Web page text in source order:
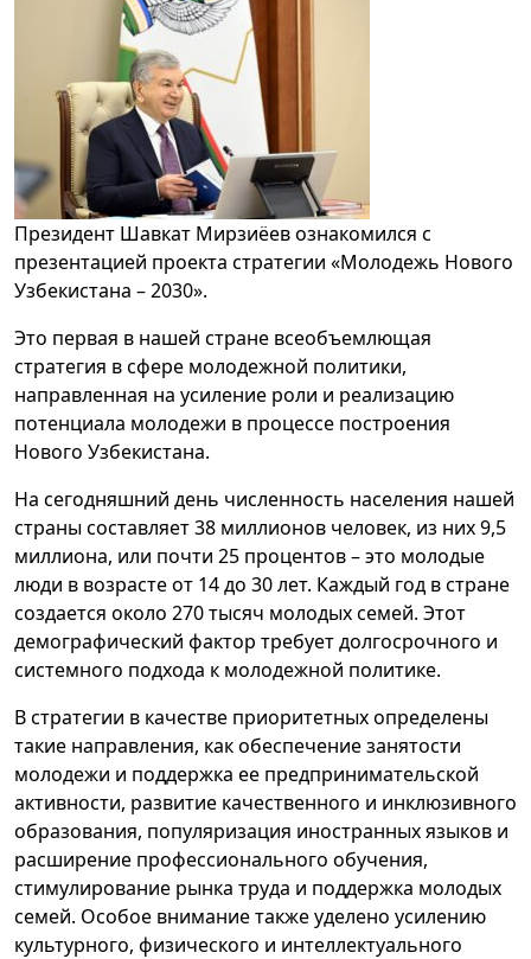
Президент Шавкат Мирзиёев ознакомился с
презентацией проекта стратегии «Молодежь Нового
Узбекистана – 2030».
Это первая в нашей стране всеобъемлющая
стратегия в сфере молодежной политики,
направленная на усиление роли и реализацию
потенциала молодежи в процессе построения
Нового Узбекистана.
На сегодняшний день численность населения нашей
страны составляет 38 миллионов человек, из них 9,5
миллиона, или почти 25 процентов – это молодые
люди в возрасте от 14 до 30 лет. Каждый год в стране
создается около 270 тысяч молодых семей. Этот
демографический фактор требует долгосрочного и
системного подхода к молодежной политике.
В стратегии в качестве приоритетных определены
такие направления, как обеспечение занятости
молодежи и поддержка ее предпринимательской
активности, развитие качественного и инклюзивного
образования, популяризация иностранных языков и
расширение профессионального обучения,
стимулирование рынка труда и поддержка молодых
семей. Особое внимание также уделено усилению
культурного, физического и интеллектуального